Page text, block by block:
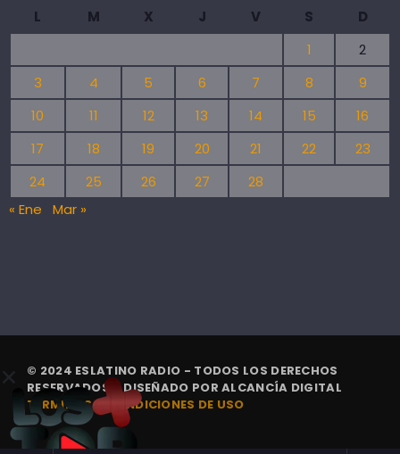
L M X J V S
D
1
2
3
4 5 6 7 8
9
10
11 12 13 14 15
16
17
18 19 20 21 22
23
24
25 26 27
28
« Ene
Mar »
© 2024 ESLATINO RADIO - TODOS LOS DERECHOS
RESERVADOS. | DISEÑADO PORALCANCÍA DIGITAL
TÉRMINOS Y CONDICIONES DE USO